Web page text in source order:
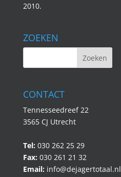
2010.
ZOEKEN
CONTACT
Tennesseedreef 22
3565 CJ Utrecht
Tel: 030 262 25 29
Fax: 030 261 21 32
Email: info@dejagertotaal.nl